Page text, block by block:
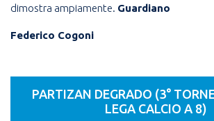
dimostra ampiamente. Guardiano
Federico Cogoni
PARTIZAN DEGRADO (3°
LEGA CALCIO A 8)